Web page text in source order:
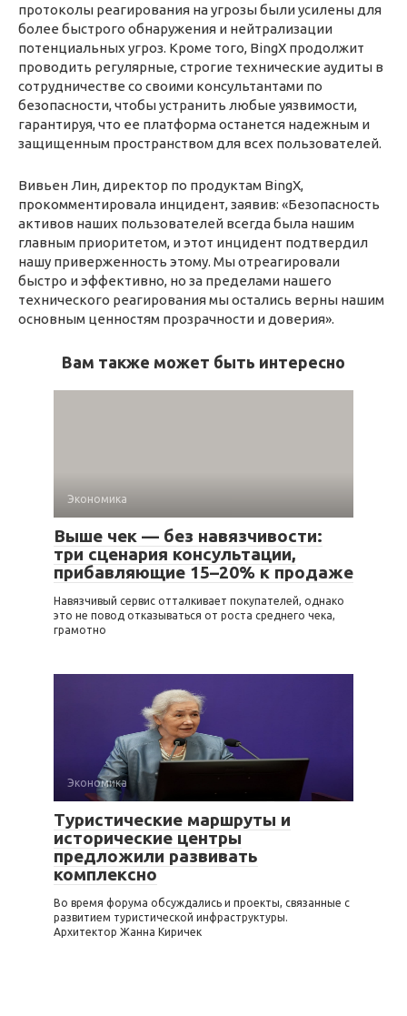
протоколы реагирования на угрозы были усилены для
более быстрого обнаружения и нейтрализации
потенциальных угроз. Кроме того, BingX продолжит
проводить регулярные, строгие технические аудиты в
сотрудничестве со своими консультантами по
безопасности, чтобы устранить любые уязвимости,
гарантируя, что ее платформа останется надежным и
защищенным пространством для всех пользователей.
Вивьен Лин, директор по продуктам BingX,
прокомментировала инцидент, заявив: «Безопасность
активов наших пользователей всегда была нашим
главным приоритетом, и этот инцидент подтвердил
нашу приверженность этому. Мы отреагировали
быстро и эффективно, но за пределами нашего
технического реагирования мы остались верны нашим
основным ценностям прозрачности и доверия».
Вам также может быть интересно
Экономика
Выше чек — без навязчивости:
три сценария консультации,
прибавляющие 15–20% к продаже
Навязчивый сервис отталкивает покупателей, однако
это не повод отказываться от роста среднего чека,
грамотно
Экономика
Туристические маршруты и
исторические центры
предложили развивать
комплексно
Во время форума обсуждались и проекты, связанные с
развитием туристической инфраструктуры.
Архитектор Жанна Киричек